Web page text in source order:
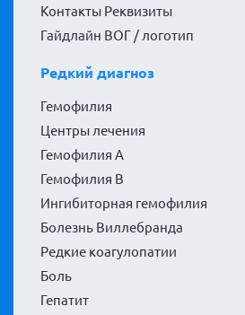
Контакты Реквизиты
Гайдлайн ВОГ / логотип
Редкий диагноз
Гемофилия
Центры лечения
Гемофилия А
Гемофилия В
Ингибиторная гемофилия
Болезнь Виллебранда
Редкие коагулопатии
Боль
Гепатит